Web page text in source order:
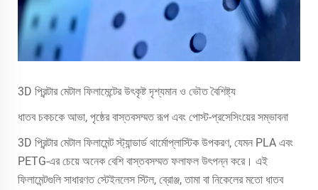
3D প্রিন্টার মেটাল ফিলামেন্টের উৎকৃষ্ট দৃশ্যমান ও ভৌত বৈশিষ্ট্য
ধাতব চকচকে আভা, পৃষ্ঠের বাস্তবসম্মত রূপ এবং পোস্ট-প্রসেসিংয়ের সম্ভাবনা
3D প্রিন্টার মেটাল ফিলামেন্ট স্ট্যান্ডার্ড থার্মোপ্লাস্টিক উপকরণ, যেমন PLA এবং
PETG-এর চেয়ে অনেক বেশি বাস্তবসম্মত ফলাফল উৎপন্ন করে। এই
ফিলামেন্টগুলি সাধারণত স্টেইনলেস স্টিল, ব্রোঞ্জ, তামা বা নিকেলের মতো ধাতব